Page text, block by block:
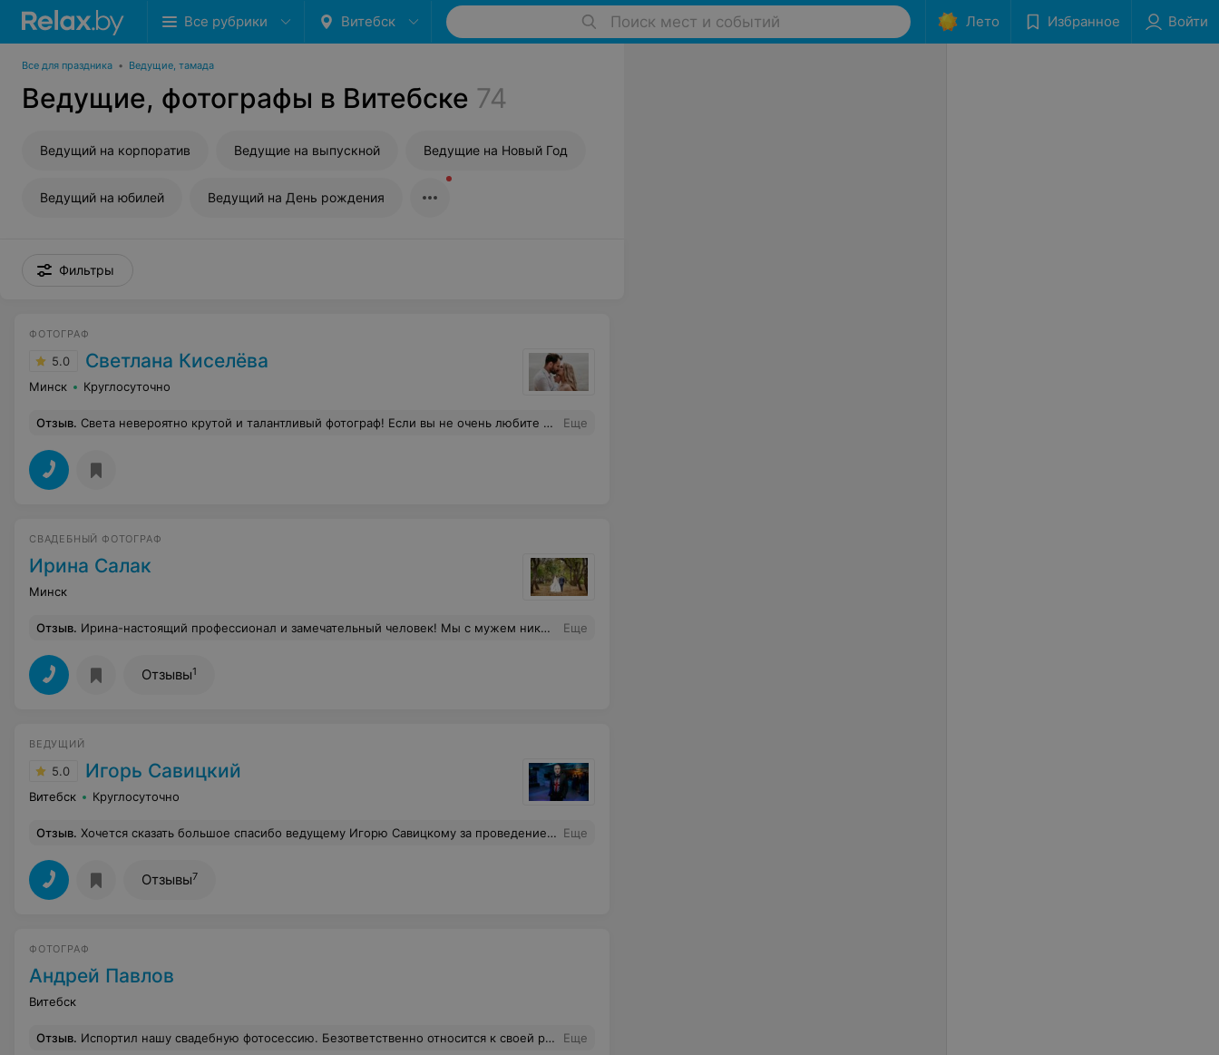
Все рубрики Витебск Поиск мест и событий Лето Избранное Войти
Все для праздника • Ведущие, тамада
Ведущие, фотографы в Витебске 74
Ведущий на корпоратив Ведущие на выпускной Ведущие на Новый Год
Ведущий на юбилей Ведущий на День рождения
Фильтры
ФОТОГРАФ
5.0 Светлана Киселёва
Минск Круглосуточно
Отзыв. Света невероятно крутой и талантливый фотограф! Если вы не очень любите позировать и постоянно слышать "тааак, а теперь замерли и не дышим", но хотите красивых и живых фотографий, на которых будут запечатлены ваши искренние эмоции, которые захочется распечатать и завесить ими все свободное пространство квартиры, которые будут вызывать улыбку, тогда вам точно сюда. Еще
СВАДЕБНЫЙ ФОТОГРАФ
Ирина Салак
Минск
Отзыв. Ирина-настоящий профессионал и замечательный человек! Мы с мужем никогда раньше не работали с фотографом, но, благодаря умению создавать душевную атмосферу, благодаря тактичности Ирины и дельным советам во время съёмок нашей лавстори и свадьбы, чувствовали себя абсолютно комфортно. Были уверены, что получим превосходные снимки! С теплом вспоминаем наши приключения на съёмке лавстори! =) Ирина, спасибо большое за Вашу душевность, ответственность и высокий профессионализм в работе!!! Еще
Отзывы1
ВЕДУЩИЙ
5.0 Игорь Савицкий
Витебск Круглосуточно
Отзыв. Хочется сказать большое спасибо ведущему Игорю Савицкому за проведение моего Дня Рождения! В этот день я доверила тебе самое ценное - наше настроение. Ты полностью это доверие оправдал, создал непринуждённую, действительно тёплую атмосферу. Можно сказать, ты украсил мой день: доброй улыбкой, прекрасным юмором, интересной программой, живой беседой. Это настоящее искусство,- работать во время торжества и задавать его тон!!! Еще
Отзывы7
ФОТОГРАФ
Андрей Павлов
Витебск
Отзыв. Испортил нашу свадебную фотосессию. Безответственно относится к своей работе, не осознавая важность этого единственного для нас в жизни дня! В работе не собран, не решителен, совершенно не умеет поставить пару для красивых фото. Не помогал в выборе мест. Качество полученных фотографий не соответствуют представленным в портфолио и стоимости его услуг. Композиционно и по цвету фотографии неприемлемы. На всех общих фото нашим любимым гостям обрезал ноги. Упустил много важных моментов. К сожалению, из 576 фото в свадебный альбом практически нечего выбрать. Еще